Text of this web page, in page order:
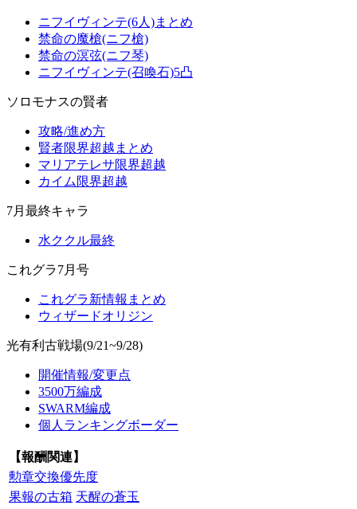
ニフイヴィンテ(6人)まとめ
禁命の魔槍(ニフ槍)
禁命の溟弦(ニフ琴)
ニフイヴィンテ(召喚石)5凸
ソロモナスの賢者
攻略/進め方
賢者限界超越まとめ
マリアテレサ限界超越
カイム限界超越
7月最終キャラ
水ククル最終
これグラ7月号
これグラ新情報まとめ
ウィザードオリジン
光有利古戦場(9/21~9/28)
開催情報/変更点
3500万編成
SWARM編成
個人ランキングボーダー
【報酬関連】
勲章交換優先度
果報の古箱 天醒の蒼玉